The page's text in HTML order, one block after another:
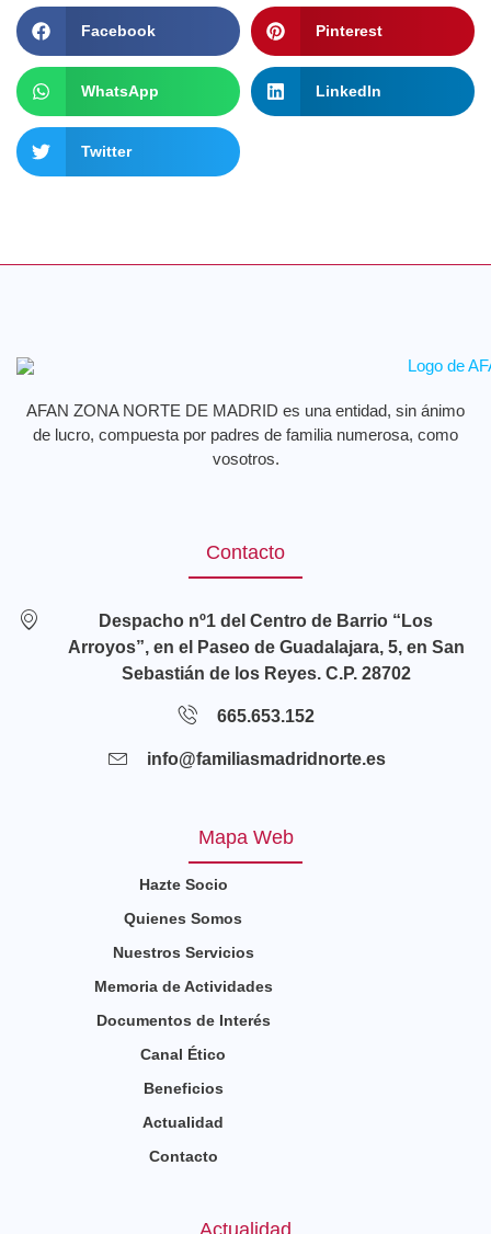
Facebook Pinterest
WhatsApp LinkedIn
Twitter
AFAN ZONA NORTE DE MADRID es una entidad, sin ánimo
de lucro, compuesta por padres de familia numerosa, como
vosotros.
Contacto
Despacho nº1 del Centro de Barrio “Los
Arroyos”, en el Paseo de Guadalajara, 5, en San
Sebastián de los Reyes. C.P. 28702
665.653.152
info@familiasmadridnorte.es
Mapa Web
Hazte Socio
Quienes Somos
Nuestros Servicios
Memoria de Actividades
Documentos de Interés
Canal Ético
Beneficios
Actualidad
Contacto
Actualidad